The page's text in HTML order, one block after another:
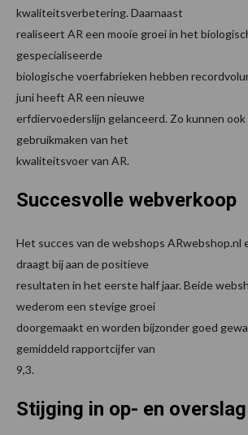
kwaliteitsverbetering. Daarnaast
realiseert AR een mooie groei in het
gespecialiseerde
biologische voerfabrieken hebben
juni heeft AR een nieuwe
erfdiervoederslijn gelanceerd. Zo kunnen
gebruikmaken van het
kwaliteitsvoer van AR.
Succesvolle webverkoop
Het succes van de webshops ARwebshop.nl
draagt bij aan de positieve
resultaten in het eerste half jaar. Beide
wederom een stevige groei
doorgemaakt en worden bijzonder goed
gemiddeld rapportcijfer van
9,3.
Stijging in op- en overslag